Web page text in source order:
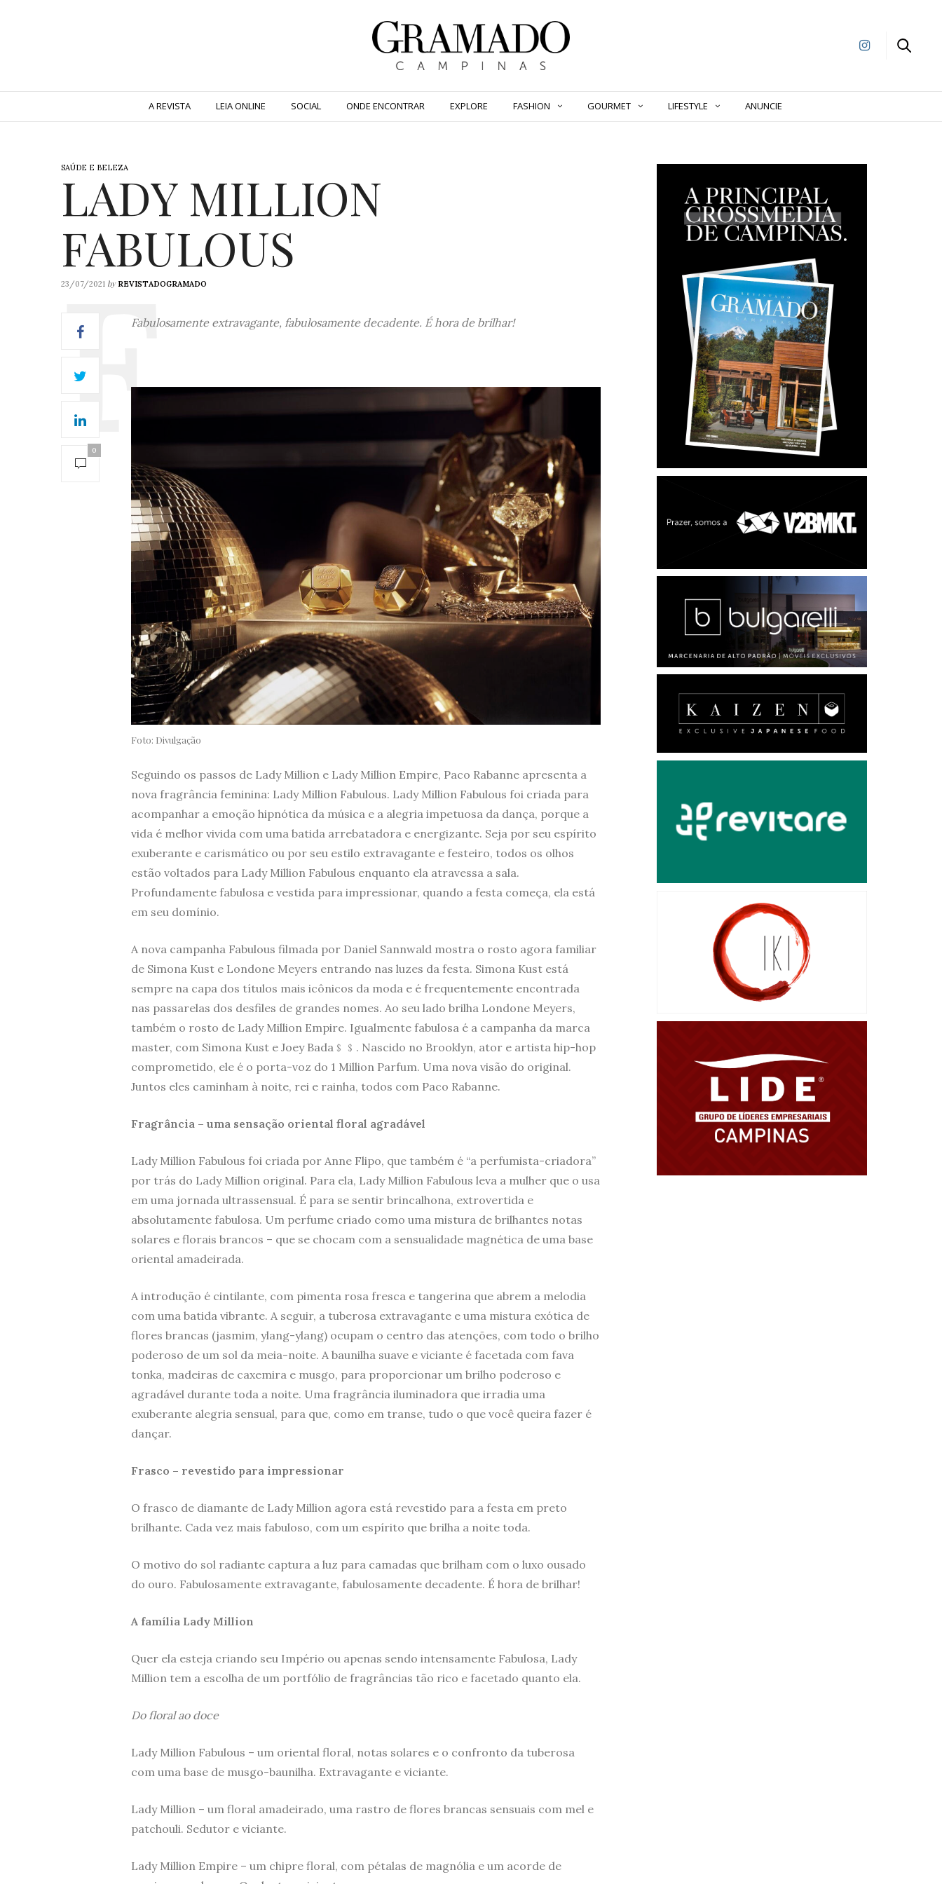
A REVISTA LEIA ONLINE SOCIAL ONDE ENCONTRAR EXPLORE FASHION GOURMET LIFESTYLE ANUNCIE
SAÚDE E BELEZA
LADY MILLION
FABULOUS
23/07/2021 by REVISTADOGRAMADO
0
Fabulosamente extravagante, fabulosamente decadente. É hora de brilhar!
Foto: Divulgação
Seguindo os passos de Lady Million e Lady Million Empire, Paco Rabanne apresenta a
nova fragrância feminina: Lady Million Fabulous. Lady Million Fabulous foi criada para
acompanhar a emoção hipnótica da música e a alegria impetuosa da dança, porque a
vida é melhor vivida com uma batida arrebatadora e energizante. Seja por seu espírito
exuberante e carismático ou por seu estilo extravagante e festeiro, todos os olhos
estão voltados para Lady Million Fabulous enquanto ela atravessa a sala.
Profundamente fabulosa e vestida para impressionar, quando a festa começa, ela está
em seu domínio.
A nova campanha Fabulous filmada por Daniel Sannwald mostra o rosto agora familiar
de Simona Kust e Londone Meyers entrando nas luzes da festa. Simona Kust está
sempre na capa dos títulos mais icônicos da moda e é frequentemente encontrada
nas passarelas dos desfiles de grandes nomes. Ao seu lado brilha Londone Meyers,
também o rosto de Lady Million Empire. Igualmente fabulosa é a campanha da marca
master, com Simona Kust e Joey Bada﹩﹩. Nascido no Brooklyn, ator e artista hip-hop
comprometido, ele é o porta-voz do 1 Million Parfum. Uma nova visão do original.
Juntos eles caminham à noite, rei e rainha, todos com Paco Rabanne.
Fragrância – uma sensação oriental floral agradável
Lady Million Fabulous foi criada por Anne Flipo, que também é “a perfumista-criadora”
por trás do Lady Million original. Para ela, Lady Million Fabulous leva a mulher que o usa
em uma jornada ultrassensual. É para se sentir brincalhona, extrovertida e
absolutamente fabulosa. Um perfume criado como uma mistura de brilhantes notas
solares e florais brancos – que se chocam com a sensualidade magnética de uma base
oriental amadeirada.
A introdução é cintilante, com pimenta rosa fresca e tangerina que abrem a melodia
com uma batida vibrante. A seguir, a tuberosa extravagante e uma mistura exótica de
flores brancas (jasmim, ylang-ylang) ocupam o centro das atenções, com todo o brilho
poderoso de um sol da meia-noite. A baunilha suave e viciante é facetada com fava
tonka, madeiras de caxemira e musgo, para proporcionar um brilho poderoso e
agradável durante toda a noite. Uma fragrância iluminadora que irradia uma
exuberante alegria sensual, para que, como em transe, tudo o que você queira fazer é
dançar.
Frasco – revestido para impressionar
O frasco de diamante de Lady Million agora está revestido para a festa em preto
brilhante. Cada vez mais fabuloso, com um espírito que brilha a noite toda.
O motivo do sol radiante captura a luz para camadas que brilham com o luxo ousado
do ouro. Fabulosamente extravagante, fabulosamente decadente. É hora de brilhar!
A família Lady Million
Quer ela esteja criando seu Império ou apenas sendo intensamente Fabulosa, Lady
Million tem a escolha de um portfólio de fragrâncias tão rico e facetado quanto ela.
Do floral ao doce
Lady Million Fabulous – um oriental floral, notas solares e o confronto da tuberosa
com uma base de musgo-baunilha. Extravagante e viciante.
Lady Million – um floral amadeirado, uma rastro de flores brancas sensuais com mel e
patchouli. Sedutor e viciante.
Lady Million Empire – um chipre floral, com pétalas de magnólia e um acorde de